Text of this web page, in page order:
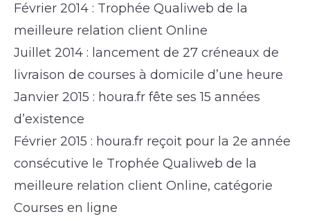
Février 2014 : Trophée Qualiweb de la
meilleure relation client Online
Juillet 2014 : lancement de 27 créneaux de
livraison de courses à domicile d’une heure
Janvier 2015 : houra.fr fête ses 15 années
d’existence
Février 2015 : houra.fr reçoit pour la 2e année
consécutive le Trophée Qualiweb de la
meilleure relation client Online, catégorie
Courses en ligne